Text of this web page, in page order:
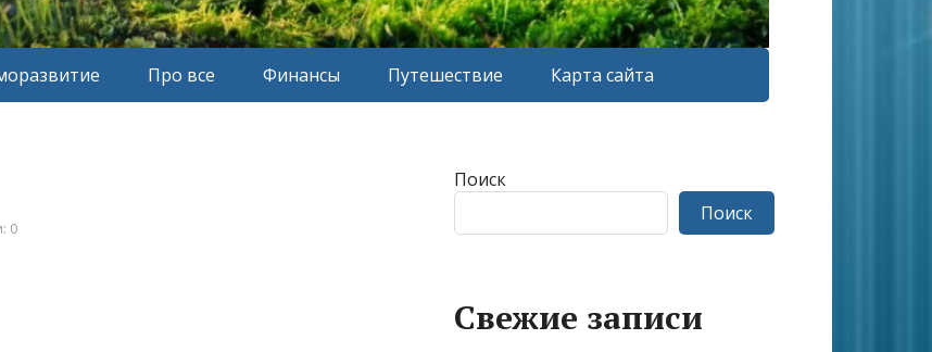
Про все Финансы Путешествие Карта сайта
0
Поиск
Поиск
Свежие записи